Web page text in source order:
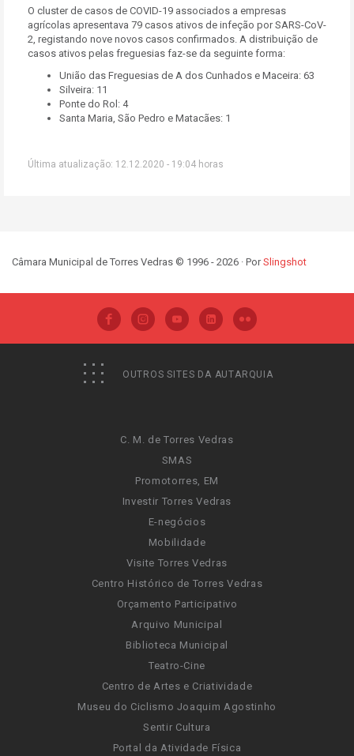
O cluster de casos de COVID-19 associados a empresas
agrícolas apresentava 79 casos ativos de infeção por SARS-CoV-
2, registando nove novos casos confirmados. A distribuição de
casos ativos pelas freguesias faz-se da seguinte forma:
União das Freguesias de A dos Cunhados e Maceira: 63
Silveira: 11
Ponte do Rol: 4
Santa Maria, São Pedro e Matacães: 1
Última atualização: 12.12.2020 - 19:04 horas
Câmara Municipal de Torres Vedras © 1996 - 2026 · PorSlingshot
OUTROS SITES DA AUTARQUIA
C. M. de Torres Vedras
SMAS
Promotorres, EM
Investir Torres Vedras
E-negócios
Mobilidade
Visite Torres Vedras
Centro Histórico de Torres Vedras
Orçamento Participativo
Arquivo Municipal
Biblioteca Municipal
Teatro-Cine
Centro de Artes e Criatividade
Museu do Ciclismo Joaquim Agostinho
Sentir Cultura
Portal da Atividade Física